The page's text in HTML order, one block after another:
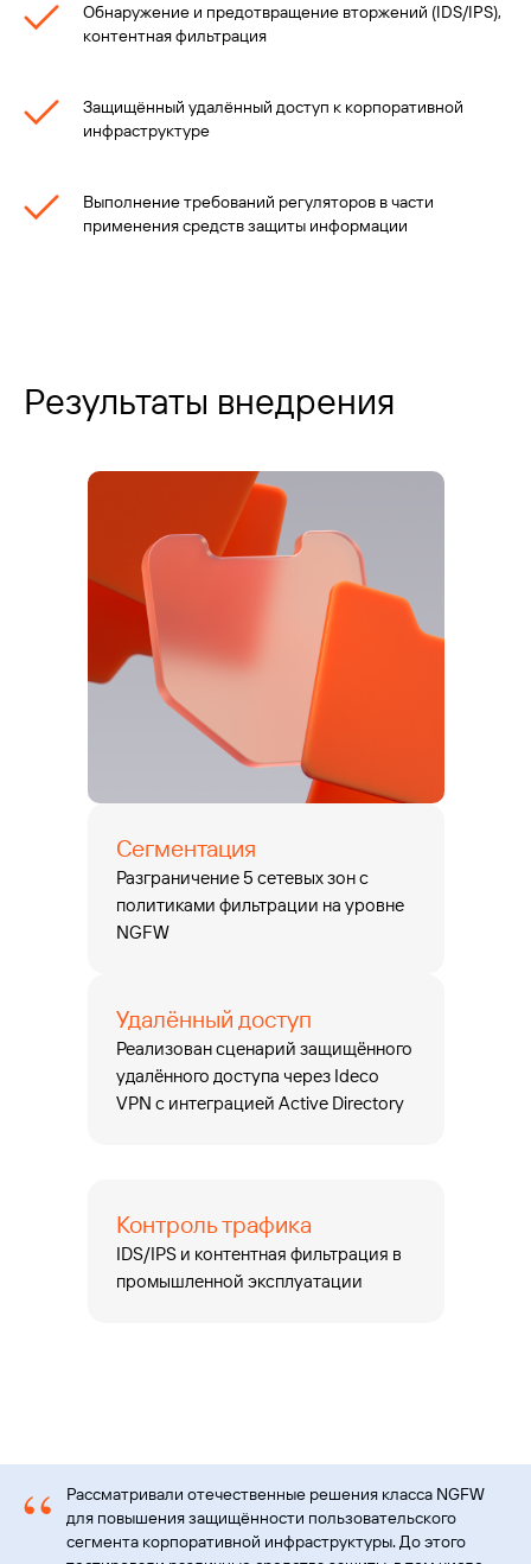
Обнаружение и предотвращение вторжений (IDS/IPS),
контентная фильтрация
Защищённый удалённый доступ к корпоративной
инфраструктуре
Выполнение требований регуляторов в части
применения средств защиты информации
Результаты внедрения
Сегментация
Разграничение 5 сетевых зон с
политиками фильтрации на уровне
NGFW
Удалённый доступ
Реализован сценарий защищённого
удалённого доступа через Ideco
VPN с интеграцией Active Directory
Контроль трафика
IDS/IPS и контентная фильтрация в
промышленной эксплуатации
“
Рассматривали отечественные решения класса NGFW
для повышения защищённости пользовательского
сегмента корпоративной инфраструктуры. До этого
Узнайте, как